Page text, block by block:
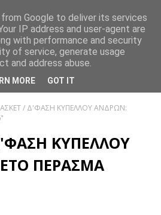
/ Δ'ΦΑΣΗ ΚΥΠΕΛΛΟΥ ΑΝΔΡΩΝ:
ΚΥΠΕΛΛΟΥ
ΠΕΡΑΣΜΑ
Google to deliver its services
IP address and user-agent are
with performance and security
of service, generate usage
and address abuse.
MORE GOT IT